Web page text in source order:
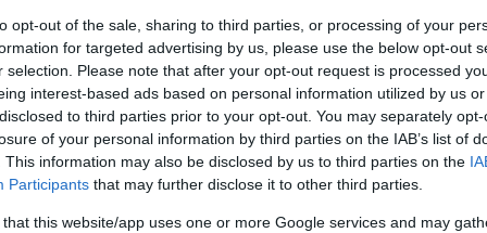
opt-out of the sale, sharing to third parties, or processing of your
for targeted advertising by us, please use the below opt-out
selection. Please note that after your opt-out request is processed
interest-based ads based on personal information utilized by us
to third parties prior to your opt-out. You may separately
of your personal information by third parties on the IAB’s list of
This information may also be disclosed by us to third parties on the
Participants that may further disclose it to other third parties.
that this website/app uses one or more Google services and may
pszichében ,erősödő járvány,
síkon.